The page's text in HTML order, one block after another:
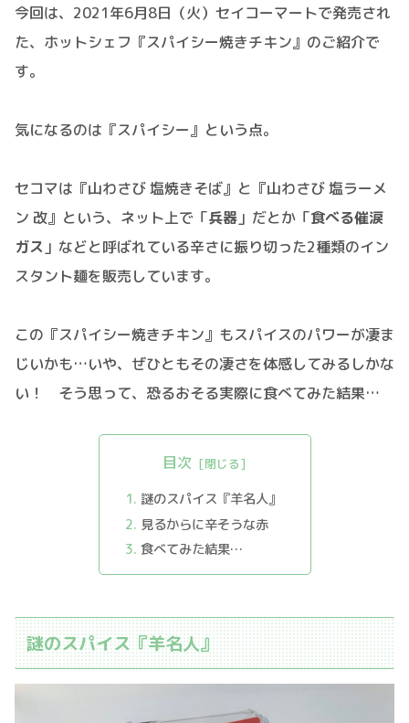
今回は、2021年6月8日（火）セイコーマートで発売され
た、ホットシェフ『スパイシー焼きチキン』のご紹介で
す。
気になるのは『スパイシー』という点。
セコマは『山わさび 塩焼きそば』と『山わさび 塩ラーメ
ン 改』という、ネット上で「兵器 」だとか「食べる催涙
ガス 」などと呼ばれている辛さに振り切った2種類のイン
スタント麺を販売しています。
この『スパイシー焼きチキン』もスパイスのパワーが凄ま
じいかも…いや、ぜひともその凄さを体感してみるしかな
い！ そう思って、恐るおそる実際に食べてみた結果…
目次
謎のスパイス『羊名人』
見るからに辛そうな赤
食べてみた結果…
謎のスパイス『羊名人』